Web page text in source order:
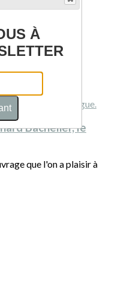
Bachelier, le
que l'on a plaisir à
À